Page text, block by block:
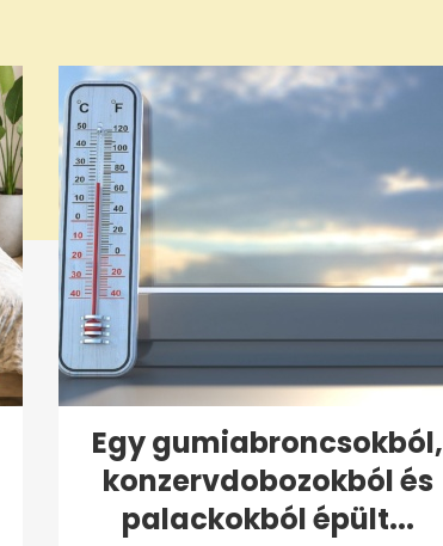
Egy gumiabroncsokból,
konzervdobozokból és
palackokból épült...